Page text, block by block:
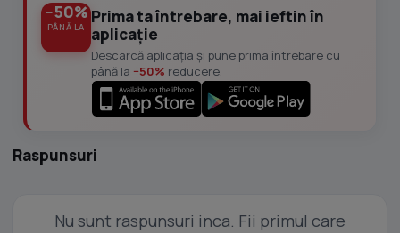
−50%
PÂNĂ LA
Prima ta întrebare, mai ieftin în
aplicație
Descarcă aplicația și pune prima întrebare cu
până la −50% reducere.
Raspunsuri
Nu sunt raspunsuri inca. Fii primul care